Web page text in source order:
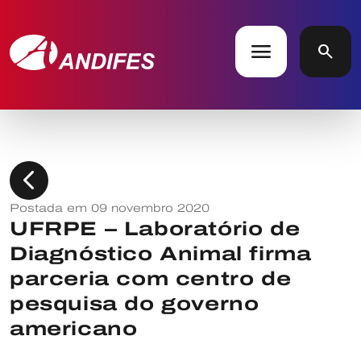
menu search
chevron_left
Postada em 09 novembro 2020
UFRPE – Laboratório de
Diagnóstico Animal firma
parceria com centro de
pesquisa do governo
americano